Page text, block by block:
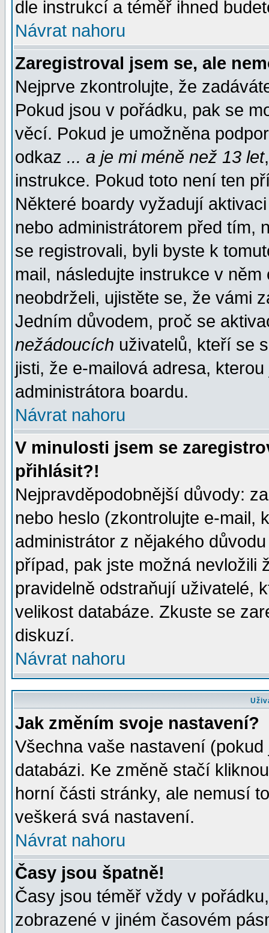
dle instrukcí a téměř ihned
Návrat nahoru
Zaregistroval jsem se, ale
Nejprve zkontrolujte, že
Pokud jsou v pořádku, pak se
věcí. Pokud je umožněna
odkaz ... a je mi méně než 13 let
instrukce. Pokud toto není ten
Některé boardy vyžadují
nebo administrátorem před tím,
se registrovali, byli byste k
mail, následujte instrukce v
neobdrželi, ujistěte se, že vámi
Jedním důvodem, proč se
nežádoucích uživatelů, kteří se
jisti, že e-mailová adresa,
administrátora boardu.
Návrat nahoru
V minulosti jsem se
přihlásit?!
Nejpravděpodobnější důvody:
nebo heslo (zkontrolujte e-mail,
administrátor z nějakého
případ, pak jste možná nevložili
pravidelně odstraňují uživatelé,
velikost databáze. Zkuste se
diskuzí.
Návrat nahoru
Jak změním svoje nastavení?
Všechna vaše nastavení
databázi. Ke změně stačí
horní části stránky, ale nemusí
veškerá svá nastavení.
Návrat nahoru
Časy jsou špatně!
Časy jsou téměř vždy v
zobrazené v jiném časovém